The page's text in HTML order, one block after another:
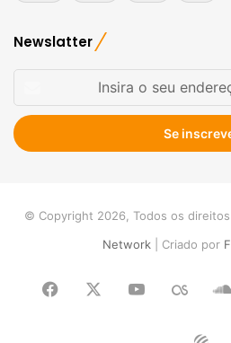
Newslatter
seu
endereço
de
© Copyright 2026, Todos os
Network| Criado por
Facebook YouTube